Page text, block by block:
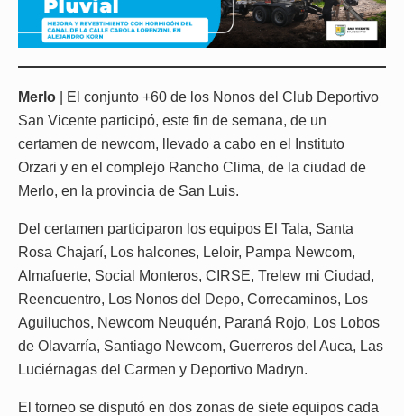
Merlo | El conjunto +60 de los Nonos del Club Deportivo
San Vicente participó, este fin de semana, de un
certamen de newcom, llevado a cabo en el Instituto
Orzari y en el complejo Rancho Clima, de la ciudad de
Merlo, en la provincia de San Luis.
Del certamen participaron los equipos El Tala, Santa
Rosa Chajarí, Los halcones, Leloir, Pampa Newcom,
Almafuerte, Social Monteros, CIRSE, Trelew mi Ciudad,
Reencuentro, Los Nonos del Depo, Correcaminos, Los
Aguiluchos, Newcom Neuquén, Paraná Rojo, Los Lobos
de Olavarría, Santiago Newcom, Guerreros del Auca, Las
Luciérnagas del Carmen y Deportivo Madryn.
El torneo se disputó en dos zonas de siete equipos cada